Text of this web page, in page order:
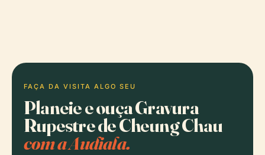
FAÇA DA VISITA ALGO SEU
Planeie e ouça Gravura
Rupestre de Cheung Chau
com a Audiala.